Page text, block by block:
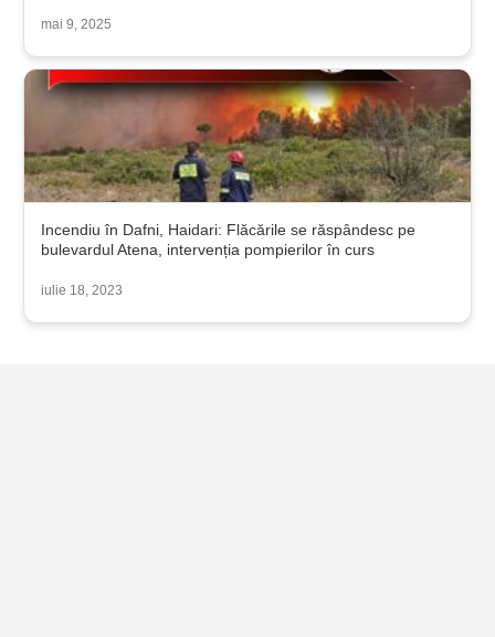
mai 9, 2025
Incendiu în Dafni, Haidari: Flăcările se răspândesc pe
bulevardul Atena, intervenția pompierilor în curs
iulie 18, 2023